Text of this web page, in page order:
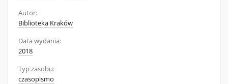
Autor:
Biblioteka Kraków
Data wydania:
2018
Typ zasobu:
czasopismo